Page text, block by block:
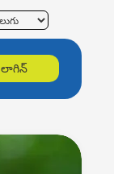
లాగిన్